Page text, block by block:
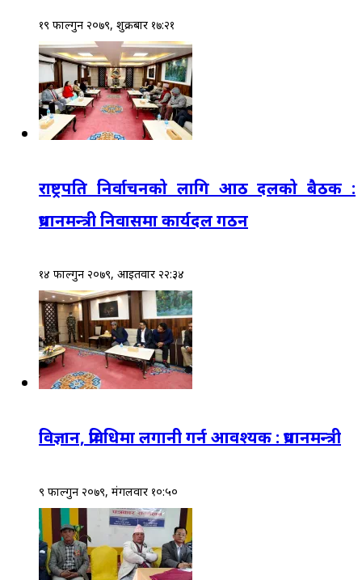
१९ फाल्गुन २०७९, शुक्रबार १७:२१
राष्ट्रपति निर्वाचनको लागि आठ दलको बैठक :
प्रधानमन्त्री निवासमा कार्यदल गठन
१४ फाल्गुन २०७९, आईतवार २२:३४
विज्ञान, प्रविधिमा लगानी गर्न आवश्यक : प्रधानमन्त्री
९ फाल्गुन २०७९, मंगलवार १०:५०